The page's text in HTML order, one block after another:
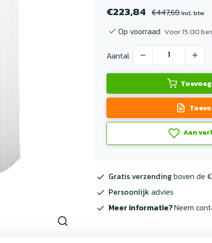
€223,84 €447,68Incl. btw
Op voorraad Voor 15.00
Aantal
Aan
Gratis verzendingboven de
Persoonlijk advies
Meer informatie?Neem